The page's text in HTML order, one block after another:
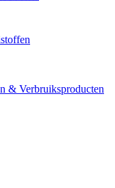
& Verbruiksproducten